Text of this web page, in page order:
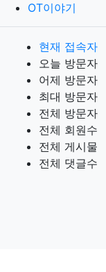
OT이야기
현재 접속자
오늘 방문자
어제 방문자
최대 방문자
전체 방문자
전체 회원수
전체 게시물
전체 댓글수